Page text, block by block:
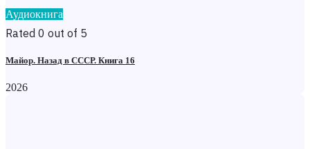
Аудиокнига
Rated 0 out of 5
Майор. Назад в СССР. Книга 16
2026